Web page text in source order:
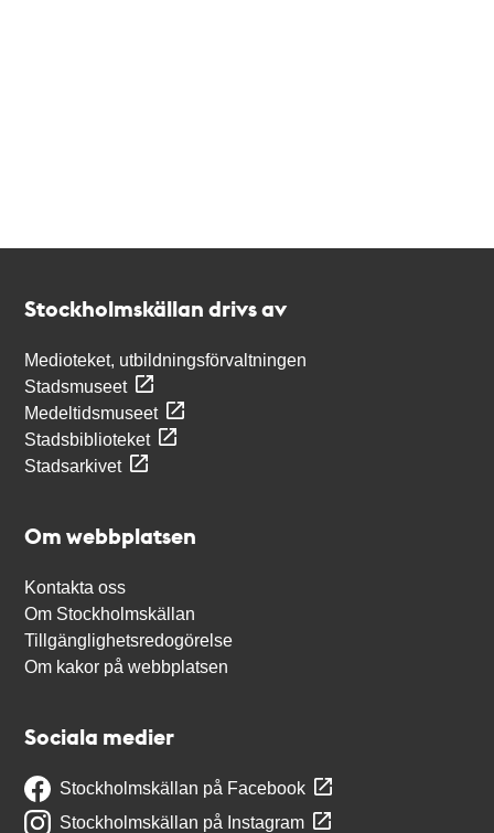
Stockholmskällan drivs av
Medioteket, utbildningsförvaltningen
Stadsmuseet
Medeltidsmuseet
Stadsbiblioteket
Stadsarkivet
Om webbplatsen
Kontakta oss
Om Stockholmskällan
Tillgänglighetsredogörelse
Om kakor på webbplatsen
Sociala medier
Stockholmskällan på Facebook
Stockholmskällan på Instagram